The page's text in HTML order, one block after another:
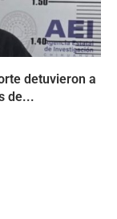
detuvieron a
de...